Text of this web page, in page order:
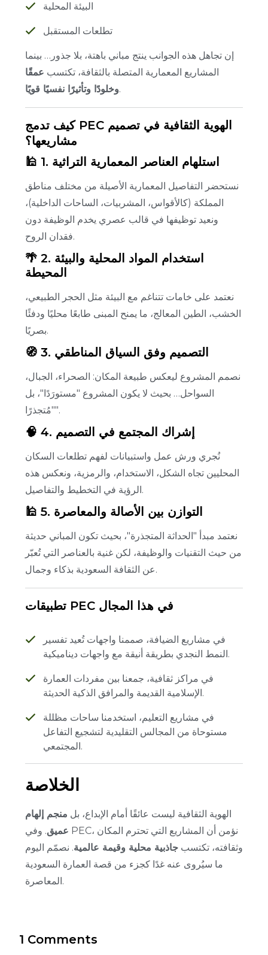
البيئة المحلية
تطلعات المستقبل
إن تجاهل هذه الجوانب ينتج مباني باهتة، بلا جذور… بينما
المشاريع المعمارية المتصلة بالثقافة، تكتسب عمقًا
وخلودًا وتأثيرًا نفسيًا قويًا.
كيف تدمج PEC الهوية الثقافية في تصميم
مشاريعها؟
🕌 1. استلهام العناصر المعمارية التراثية
نستحضر التفاصيل المعمارية الأصيلة من مختلف مناطق
المملكة (كالأقواس، المشربيات، الساحات الداخلية)،
ونعيد توظيفها في قالب عصري يخدم الوظيفة دون
فقدان الروح.
🌴 2. استخدام المواد المحلية والبيئة
المحيطة
نعتمد على خامات تتناغم مع البيئة مثل الحجر الطبيعي،
الخشب، الطين المعالج، ما يمنح المبنى طابعًا محليًا ودفئًا
بصريًا.
🧭 3. التصميم وفق السياق المناطقي
نصمم المشروع ليعكس طبيعة المكان: الصحراء، الجبال،
السواحل… بحيث لا يكون المشروع "مستورَدًا"، بل
"مُتجذرًا".
🧠 4. إشراك المجتمع في التصميم
نُجري ورش عمل واستبيانات لفهم تطلعات السكان
المحليين تجاه الشكل، الاستخدام، والرمزية، ونعكس هذه
الرؤية في التخطيط والتفاصيل.
🕌 5. التوازن بين الأصالة والمعاصرة
نعتمد مبدأ "الحداثة المتجذرة"، بحيث تكون المباني حديثة
من حيث التقنيات والوظيفة، لكن غنية بالعناصر التي تُعبّر
عن الثقافة السعودية بذكاء وجمال.
تطبيقات PEC في هذا المجال
في مشاريع الضيافة، صممنا واجهات تُعيد تفسير
النمط النجدي بطريقة أنيقة مع واجهات ديناميكية.
في مراكز ثقافية، جمعنا بين مفردات العمارة
الإسلامية القديمة والمرافق الذكية الحديثة.
في مشاريع التعليم، استخدمنا ساحات مظللة
مستوحاة من المجالس التقليدية لتشجيع التفاعل
المجتمعي.
الخلاصة
الهوية الثقافية ليست عائقًا أمام الإبداع، بل منجم إلهام
عميق. وفي PEC، نؤمن أن المشاريع التي تحترم المكان
وثقافته، تكتسب جاذبية محلية وقيمة عالمية. نصمّم اليوم
ما سيُروى عنه غدًا كجزء من قصة العمارة السعودية
المعاصرة.
1 Comments